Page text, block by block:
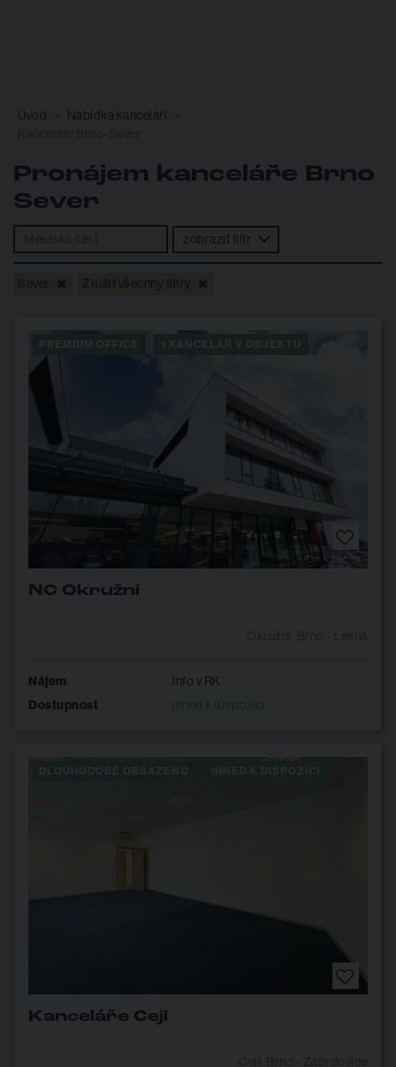
Úvod
Nabídka kanceláří
Pronájem kanceláře Brno
Sever
zobrazit filtr
Sever Zrušit všechny filtry
NC Okružní
Nájem info v RK
Dostupnost
Kanceláře Cejl